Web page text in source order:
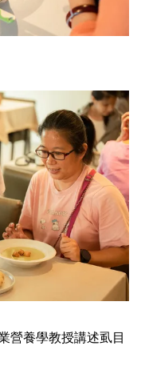
營養學教授講述虱目